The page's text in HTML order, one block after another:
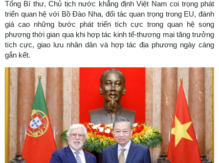
Tổng Bí thư, Chủ tịch nước khẳng định Việt Nam coi trọng phát
triển quan hệ với Bồ Đào Nha, đối tác quan trọng trong EU, đánh
giá cao những bước phát triển tích cực trong quan hệ song
phương thời gian qua khi hợp tác kinh tế-thương mại tăng trưởng
tích cực, giao lưu nhân dân và hợp tác địa phương ngày càng
gắn kết.